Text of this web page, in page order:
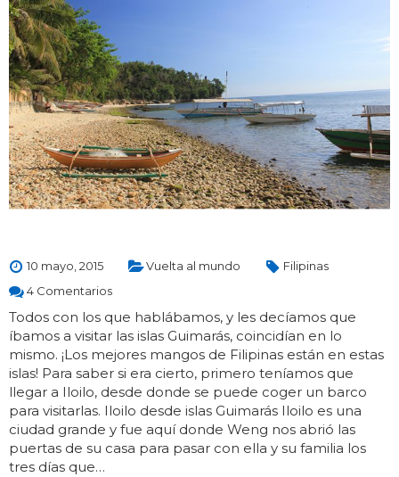
10 mayo, 2015 Vuelta al mundo
Filipinas
4 Comentarios
Todos con los que hablábamos, y les decíamos que
íbamos a visitar las islas Guimarás, coincidían en lo
mismo. ¡Los mejores mangos de Filipinas están en estas
islas! Para saber si era cierto, primero teníamos que
llegar a Iloilo, desde donde se puede coger un barco
para visitarlas. Iloilo desde islas Guimarás Iloilo es una
ciudad grande y fue aquí donde Weng nos abrió las
puertas de su casa para pasar con ella y su familia los
tres días que…